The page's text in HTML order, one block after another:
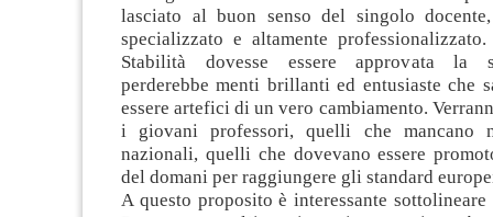
lasciato al buon senso del singolo
specializzato e altamente
Stabilità dovesse essere approvata la
perderebbe menti brillanti ed entusiaste che
essere artefici di un vero cambiamento.
i giovani professori, quelli che mancano
nazionali, quelli che dovevano essere
del domani per raggiungere gli standard
A questo proposito è interessante sottolineare